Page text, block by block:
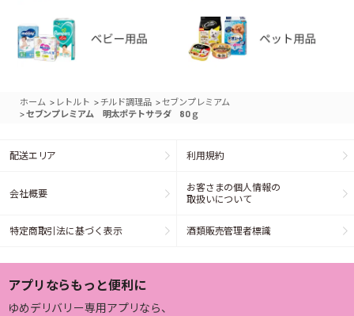
ホーム > レトルト >チルド調理品 >セブンプレミアム
>セブンプレミアム 明太ポテトサラダ 80ｇ
配送エリア 利用規約
会社概要
お客さまの個人情報の
取扱いについて
特定商取引法に基づく表示 酒類販売管理者標識
アプリならもっと便利に
ゆめデリバリー専用アプリなら、